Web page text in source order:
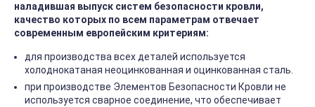
наладившая выпуск систем безопасности кровли,
качество которых по всем параметрам отвечает
современным европейским критериям:
для производства всех деталей используется
холоднокатаная неоцинкованная и оцинкованная сталь.
при производстве Элементов Безопасности Кровли не
используется сварное соединение, что обеспечивает